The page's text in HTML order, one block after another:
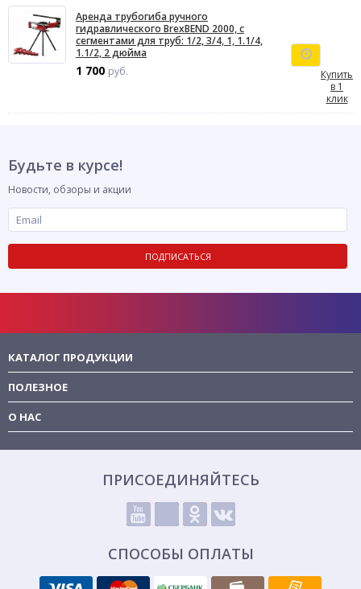
Аренда трубогиба ручного
гидравлического BrexBEND 2000, с
сегментами для труб: 1/2, 3/4, 1, 1.1/4,
1.1/2, 2 дюйма
1 700 руб.
Купить
в 1
клик
Будьте в курсе!
Новости, обзоры и акции
ПОДПИСАТЬСЯ
КАТАЛОГ ПРОДУКЦИИ
ПОЛЕЗНОЕ
О НАС
ПРИСОЕДИНЯЙТЕСЬ
СПОСОБЫ ОПЛАТЫ